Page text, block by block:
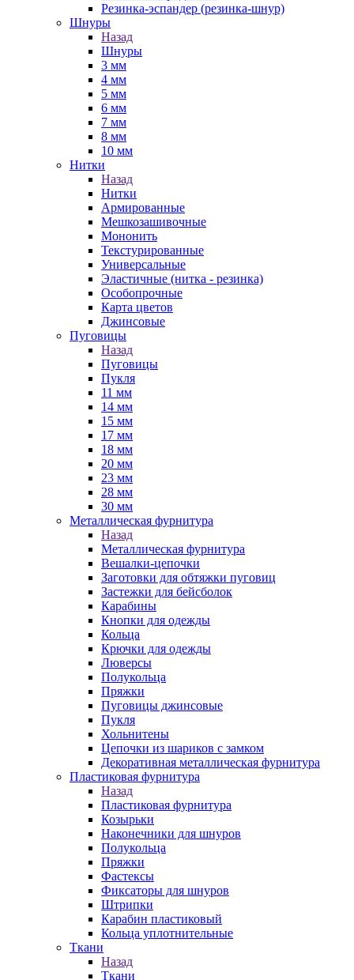
Резинка-эспандер (резинка-шнур)
Шнуры
Назад
Шнуры
3 мм
4 мм
5 мм
6 мм
7 мм
8 мм
10 мм
Нитки
Назад
Нитки
Армированные
Мешкозашивочные
Мононить
Текстурированные
Универсальные
Эластичные (нитка - резинка)
Особопрочные
Карта цветов
Джинсовые
Пуговицы
Назад
Пуговицы
Пукля
11 мм
14 мм
15 мм
17 мм
18 мм
20 мм
23 мм
28 мм
30 мм
Металлическая фурнитура
Назад
Металлическая фурнитура
Вешалки-цепочки
Заготовки для обтяжки пуговиц
Застежки для бейсболок
Карабины
Кнопки для одежды
Кольца
Крючки для одежды
Люверсы
Полукольца
Пряжки
Пуговицы джинсовые
Пукля
Хольнитены
Цепочки из шариков с замком
Декоративная металлическая фурнитура
Пластиковая фурнитура
Назад
Пластиковая фурнитура
Козырьки
Наконечники для шнуров
Полукольца
Пряжки
Фастексы
Фиксаторы для шнуров
Штрипки
Карабин пластиковый
Кольца уплотнительные
Ткани
Назад
Ткани